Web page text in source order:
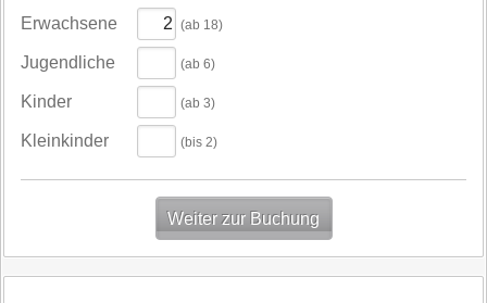
Erwachsene
(ab 18)
Jugendliche (ab 6)
Kinder (ab 3)
Kleinkinder (bis 2)